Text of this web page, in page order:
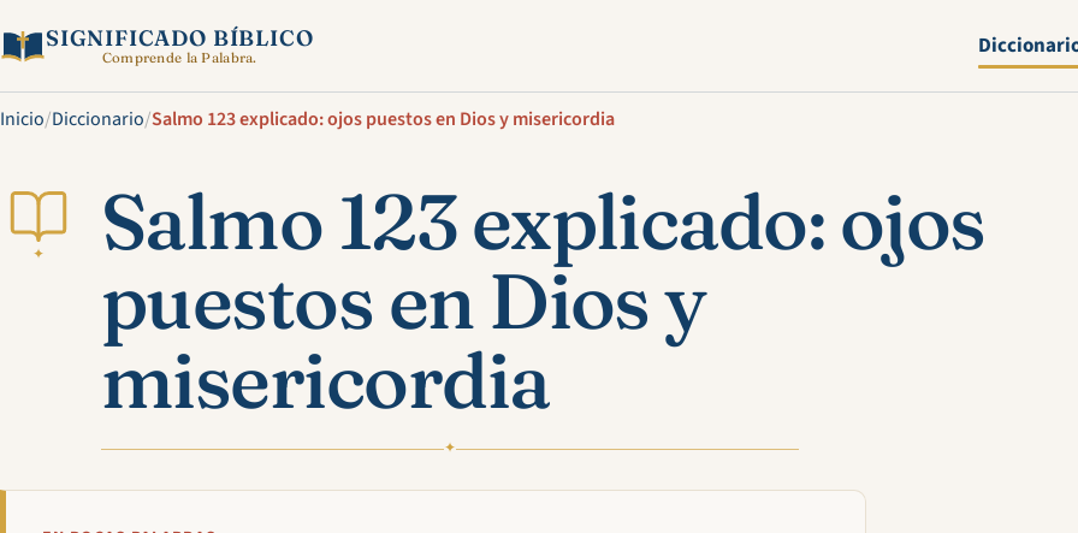
SIGNIFICADO BÍBLICO
Comprende la Palabra.
Inicio/Diccionario/Salmo 123 explicado: ojos puestos en Dios y misericordia
✦
Salmo 123 explicado: ojos
puestos en Dios y
misericordia
✦